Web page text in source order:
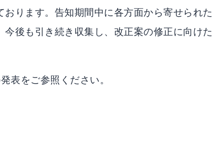
おります。告知期間中に各方面から寄せられた
後も引き続き収集し、改正案の修正に向けた
表をご参照ください。